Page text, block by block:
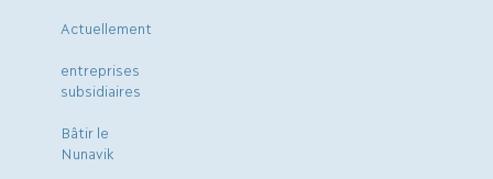
Actuellement
entreprises
subsidiaires
Bâtir le
Nunavik